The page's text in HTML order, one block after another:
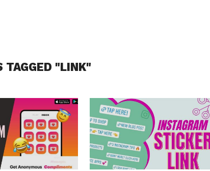
TAGGED "LINK"